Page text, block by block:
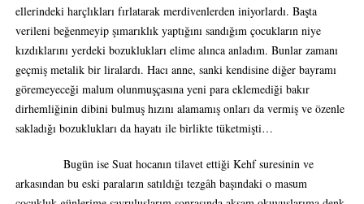
ellerindeki harçlıkları fırlatarak merdivenlerden iniyorlardı. Başta
verileni beğenmeyip şımarıklık yaptığını sandığım çocukların niye
kızdıklarını yerdeki bozuklukları elime alınca anladım. Bunlar zamanı
geçmiş metalik bir liralardı. Hacı anne, sanki kendisine diğer bayramı
göremeyeceği malum olunmuşçasına yeni para eklemediği bakır
dirhemliğinin dibini bulmuş hızını alamamış onları da vermiş ve özenle
sakladığı bozuklukları da hayatı ile birlikte tüketmişti…
Bugün ise Suat hocanın tilavet ettiği Kehf suresinin ve
arkasından bu eski paraların satıldığı tezgâh başındaki o masum